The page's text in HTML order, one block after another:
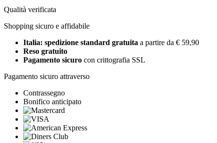
Qualità verificata
Shopping sicuro e affidabile
Italia: spedizione standard gratuita a partire da € 59,90
Reso gratuito
Pagamento sicuro con crittografia SSL
Pagamento sicuro attraverso
Contrassegno
Bonifico anticipato